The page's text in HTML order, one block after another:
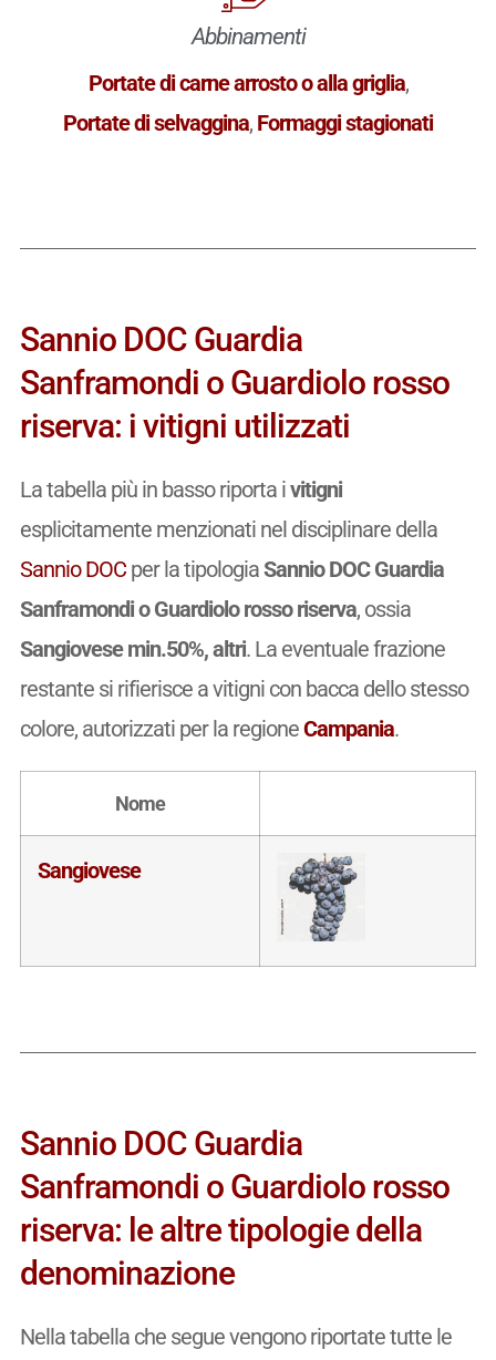
Abbinamenti
Portate di carne arrosto o alla griglia,
Portate di selvaggina, Formaggi stagionati
Sannio DOC Guardia
Sanframondi o Guardiolo rosso
riserva: i vitigni utilizzati
La tabella più in basso riporta ivitigni
esplicitamente menzionati nel disciplinare della
Sannio DOCper la tipologiaSannio DOC Guardia
Sanframondi o Guardiolo rosso riserva, ossia
Sangiovese min.50%, altri. La eventuale frazione
restante si rifierisce a vitigni con bacca dello stesso
colore, autorizzati per la regioneCampania.
Nome
Sangiovese
Sannio DOC Guardia
Sanframondi o Guardiolo rosso
riserva: le altre tipologie della
denominazione
Nella tabella che segue vengono riportate tutte le